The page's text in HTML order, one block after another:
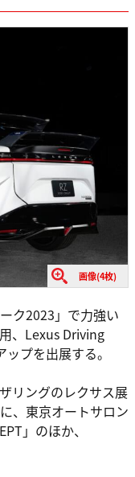
画像(4枚)
ク2023」で力強い
、Lexus Driving
プを出展する。
リングのレクサス展
、東京オートサロン
」のほか、